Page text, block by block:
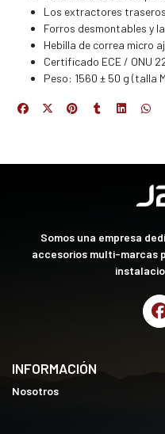
Los extractores
Forros desmontables y
Hebilla de correa micro
Certificado ECE / ONU
Peso: 1560 ± 50 g (talla
Somos una empresa
accesorios multi-marcas
INFORMACIÓN
Nosotros